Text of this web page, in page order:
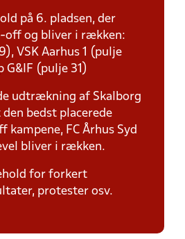
på 6. pladsen, der
off og bliver i rækken:
VSK Aarhus 1 (pulje
G&IF (pulje 31)
udtrækning af Skalborg
bedst placerede
kampene, FC Århus Syd
bliver i rækken.
for forkert
protester osv.